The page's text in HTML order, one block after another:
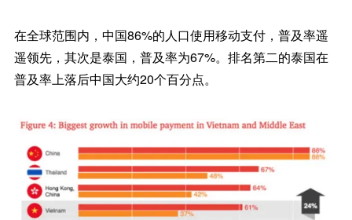
在全球范围内，中国86%的人口使用移动支付，普及率遥
遥领先，其次是泰国，普及率为67%。排名第二的泰国在
普及率上落后中国大约20个百分点。